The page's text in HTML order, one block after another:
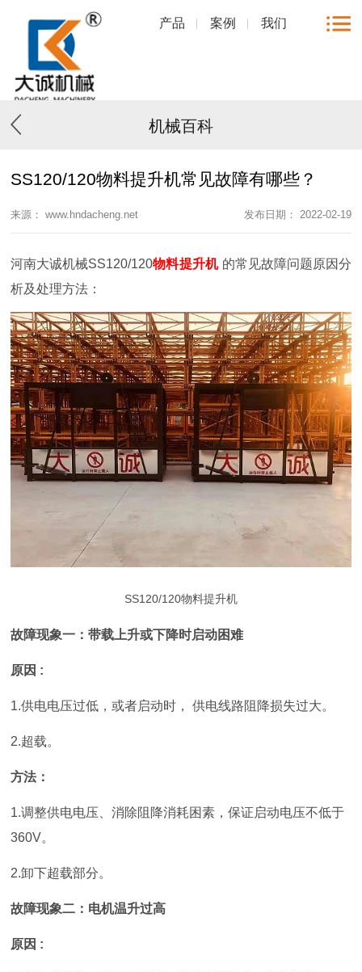
产品 案例 我们
机械百科
SS120/120物料提升机常见故障有哪些？
来源： www.hndacheng.net 发布日期： 2022-02-19
河南大诚机械SS120/120物料提升机 的常见故障问题原因分
析及处理方法：
SS120/120物料提升机
故障现象一：带载上升或下降时启动困难
原因 :
1.供电电压过低，或者启动时， 供电线路阻降损失过大。
2.超载。
方法：
1.调整供电电压、消除阻降消耗困素，保证启动电压不低于
360V。
2.卸下超载部分。
故障现象二：电机温升过高
原因 :